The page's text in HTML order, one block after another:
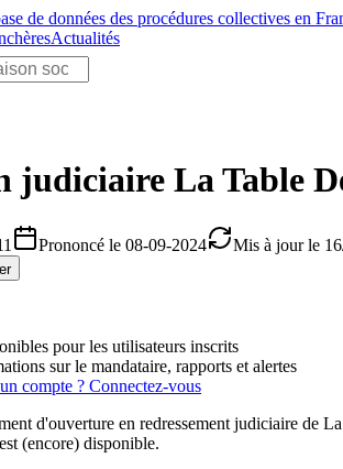
de données des procédures collectives en
Actualités
judiciaire La Table
Prononcé le 08-09-2024 Mis à jour le
pour les utilisateurs inscrits
sur le mandataire, rapports et alertes
compte ? Connectez-vous
d'ouverture en redressement judiciaire de
(encore) disponible.